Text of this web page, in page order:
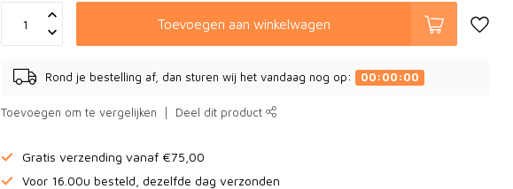
Toevoegen aan winkelwagen
Rond je bestelling af, dan sturen wij het vandaag nog op: 00:00:00
Toevoegen om te vergelijken Deel dit product
Gratis verzending vanaf €75,00
Voor 16.00u besteld, dezelfde dag verzonden